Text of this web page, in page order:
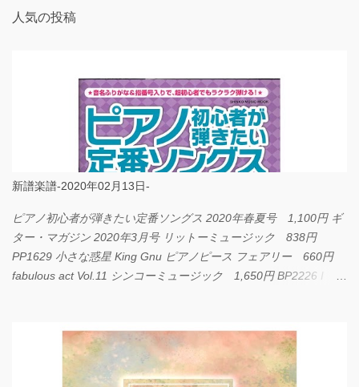
人気の投稿
新譜楽譜-2020年02月13日-
ピアノ初心者が弾きたい定番ソングス 2020年春夏号 1,100円 ギ
ター・マガジン 2020年3月号 リットーミュージック 838円
PP1629 小さな惑星 King Gnu ピアノピース フェアリー 660円
fabulous act Vol.11 シンコーミュージック 1,650円 BP2226 I